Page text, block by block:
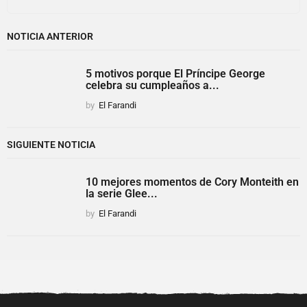
NOTICIA ANTERIOR
5 motivos porque El Príncipe George
celebra su cumpleaños a...
by El Farandi
SIGUIENTE NOTICIA
10 mejores momentos de Cory Monteith en
la serie Glee...
by El Farandi